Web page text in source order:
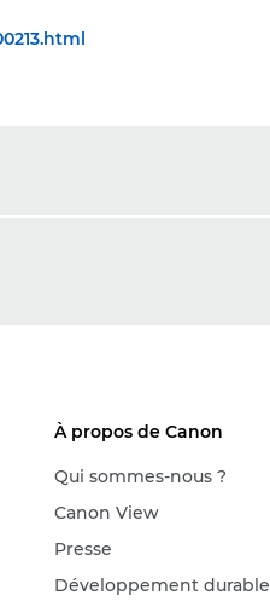
À propos de Canon
Qui sommes-nous ?
Canon View
Presse
Développement durable